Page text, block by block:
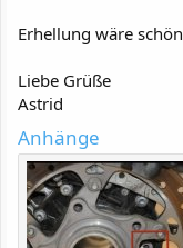
Erhellung wäre schön
Liebe Grüße
Astrid
Anhänge